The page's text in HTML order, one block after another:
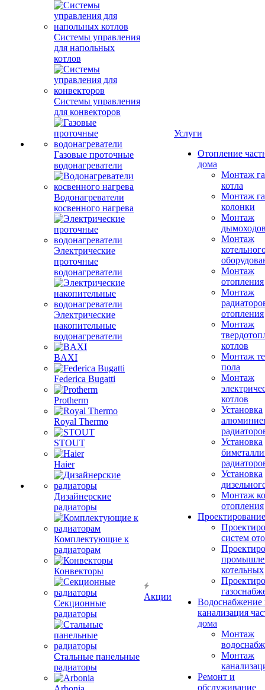
Системы управления
для напольных
котлов
Системы управления
для конвекторов
Газовые проточные
водонагреватели
Водонагреватели
косвенного нагрева
Электрические
проточные
водонагреватели
Электрические
накопительные
водонагреватели
BAXI
Federica Bugatti
Protherm
Royal Thermo
STOUT
Haier
Дизайнерские
радиаторы
Комплектующие к
радиаторам
Конвекторы
Секционные
радиаторы
Стальные панельные
радиаторы
Акции
Услуги
Отопление
дома
Монтаж
котла
Монтаж
колонки
Монтаж
Монтаж
Монтаж
отопления
Монтаж
отопления
Монтаж
котлов
Монтаж
пола
Монтаж
котлов
Установка
Установка
Установка
Монтаж
отопления
Проектирование
систем
котельных
Водоснабжение
канализация
дома
Монтаж
Монтаж
Ремонт и
обслуживание